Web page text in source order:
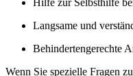
Langsame und
Behindertengerechte
Wenn Sie spezielle Fragen